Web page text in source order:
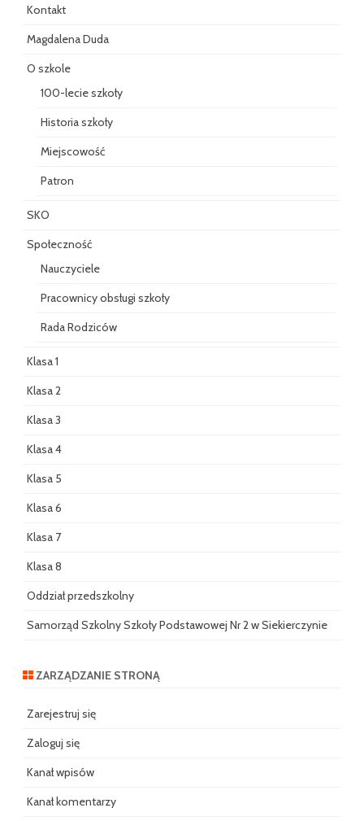
Kontakt
Magdalena Duda
O szkole
100-lecie szkoły
Historia szkoły
Miejscowość
Patron
SKO
Społeczność
Nauczyciele
Pracownicy obsługi szkoły
Rada Rodziców
Klasa 1
Klasa 2
Klasa 3
Klasa 4
Klasa 5
Klasa 6
Klasa 7
Klasa 8
Oddział przedszkolny
Samorząd Szkolny Szkoły Podstawowej Nr 2 w Siekierczynie
ZARZĄDZANIE STRONĄ
Zarejestruj się
Zaloguj się
Kanał wpisów
Kanał komentarzy